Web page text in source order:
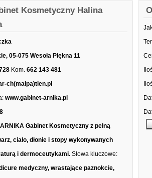
Kosmetyczny Halina
05-075 Wesoła Piękna 11
Kom. 662 143 481
ch(małpa)tlen.pl
www.gabinet-arnika.pl
ARNIKA Gabinet Kosmetyczny z pełną
ciało, dłonie i stopy wykonywanych
i dermoceutykami. Słowa kluczowe:
medyczny, wrastające paznokcie,